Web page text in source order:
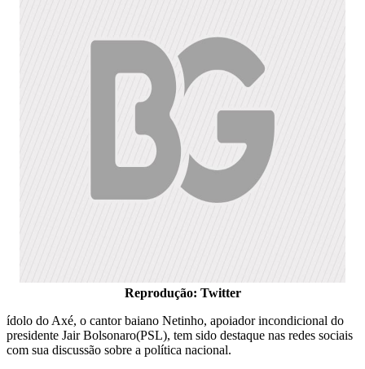
Reprodução: Twitter
ídolo do Axé, o cantor baiano Netinho, apoiador incondicional do
presidente Jair Bolsonaro(PSL), tem sido destaque nas redes sociais
com sua discussão sobre a política nacional.